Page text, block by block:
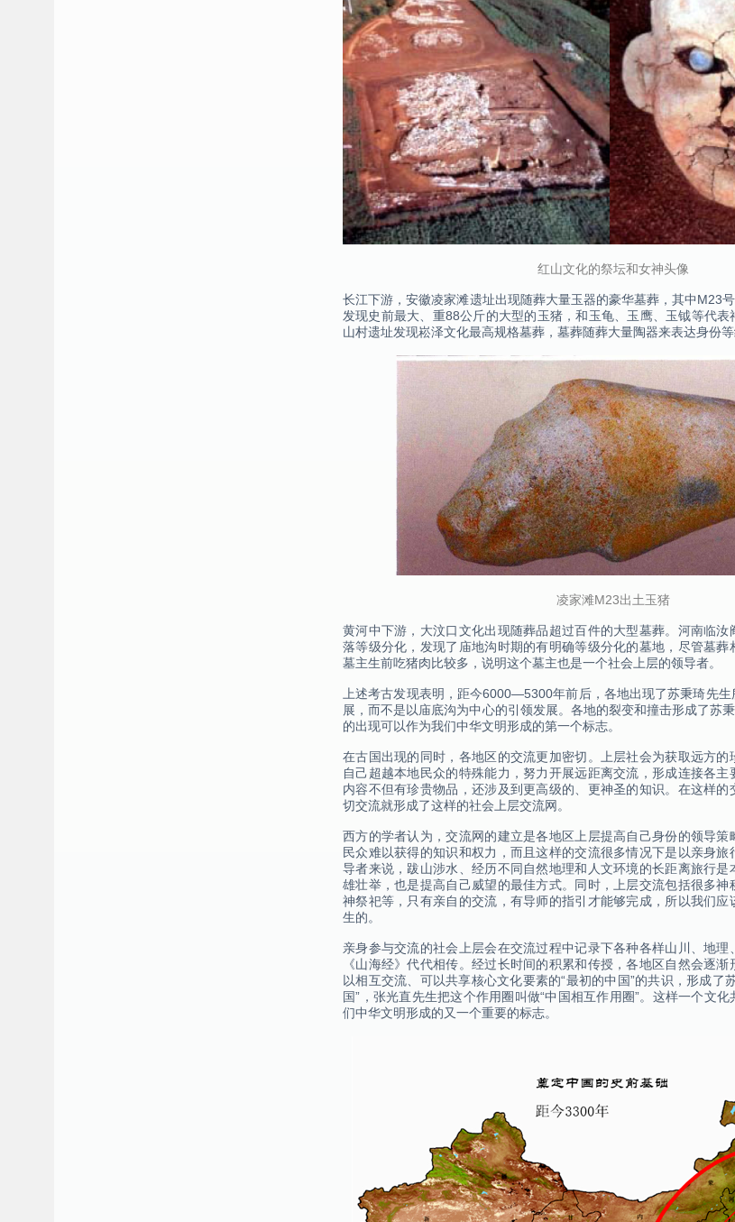
红山文化的祭坛和女神头像
长江下游，安徽凌家滩遗址出现随葬大量玉器的豪华墓葬，其中M23
发现史前最大、重88公斤的大型的玉猪，和玉龟、玉鹰、玉钺等代
山村遗址发现崧泽文化最高规格墓葬，墓葬随葬大量陶器来表达身份等
凌家滩M23出土玉猪
黄河中下游，大汶口文化出现随葬品超过百件的大型墓葬。河南临汝
落等级分化，发现了庙地沟时期的有明确等级分化的墓地，尽管墓
墓主生前吃猪肉比较多，说明这个墓主也是一个社会上层的领导者。
上述考古发现表明，距今6000—5300年前后，各地出现了苏秉琦先
展，而不是以庙底沟为中心的引领发展。各地的裂变和撞击形成了苏
的出现可以作为我们中华文明形成的第一个标志。
在古国出现的同时，各地区的交流更加密切。上层社会为获取远方
自己超越本地民众的特殊能力，努力开展远距离交流，形成连接各
内容不但有珍贵物品，还涉及到更高级的、更神圣的知识。在这样
切交流就形成了这样的社会上层交流网。
西方的学者认为，交流网的建立是各地区上层提高自己身份的领导
民众难以获得的知识和权力，而且这样的交流很多情况下是以亲身
导者来说，跋山涉水、经历不同自然地理和人文环境的长距离旅行
雄壮举，也是提高自己威望的最佳方式。同时，上层交流包括很多神
神祭祀等，只有亲自的交流，有导师的指引才能够完成，所以我们
生的。
亲身参与交流的社会上层会在交流过程中记录下各种各样山川、地理
《山海经》代代相传。经过长时间的积累和传授，各地区自然会逐
以相互交流、可以共享核心文化要素的“最初的中国”的共识，形成了
国”，张光直先生把这个作用圈叫做“中国相互作用圈”。这样一个文
们中华文明形成的又一个重要的标志。